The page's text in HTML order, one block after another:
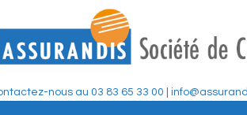
nous au 03 83 65 33 00 |